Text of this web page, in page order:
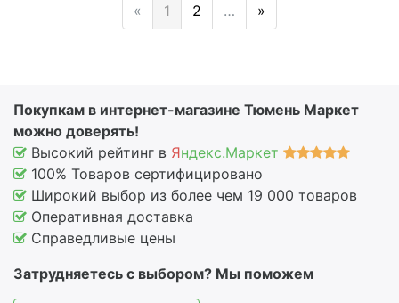
« 1 2 … »
Покупкам в интернет-магазине Тюмень Маркет
можно доверять!
Высокий рейтинг в Яндекс.Маркет
100% Товаров сертифицировано
Широкий выбор из более чем 19 000 товаров
Оперативная доставка
Справедливые цены
Затрудняетесь с выбором? Мы поможем